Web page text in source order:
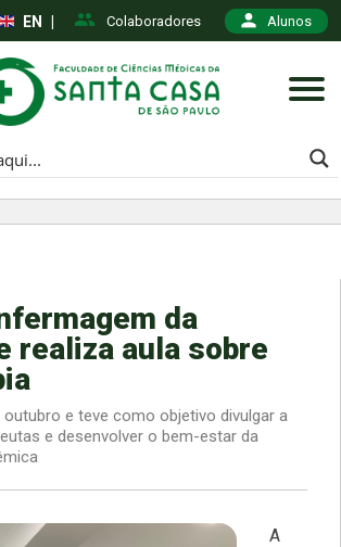
Colaboradores Alunos
EN
da
realiza aula sobre
e teve como objetivo divulgar a
e desenvolver o bem-estar da
A